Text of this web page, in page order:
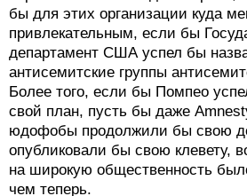
бы для этих организации куда
привлекательным, если бы
департамент США успел бы
антисемитские группы
Более того, если бы Помпео
свой план, пусть бы даже
юдофобы продолжили бы свою
опубликовали бы свою клевету,
на широкую общественность
чем теперь.